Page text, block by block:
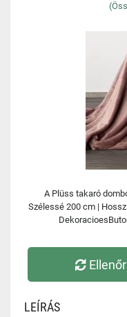
A Plüss takaró
Szélessé 200 cm |
LEÍRÁS